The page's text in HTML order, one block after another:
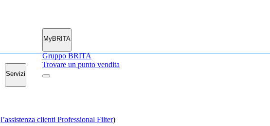
Servizi
MyBRITA
Gruppo BRITA
Trovare un punto vendita
l’assistenza clienti Professional Filter)